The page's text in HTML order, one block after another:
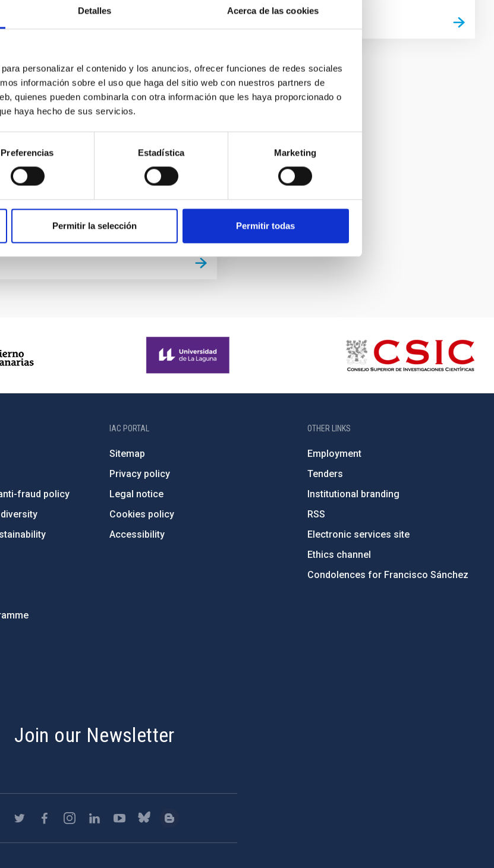
Detalles Acerca de las cookies
personalizar el contenido y los anuncios, ofrecer funciones de redes sociales
información sobre el uso que haga del sitio web con nuestros partners de
quienes pueden combinarla con otra información que les haya proporcionado o
haya hecho de sus servicios.
Preferencias Estadística Marketing
Permitir la selección Permitir todas
Warped Side of our Universe:
the Big Bang to Black Holes
consisting of objects and phenomena that are
made solely or largely from warped spacetime.
fraud policy
IAC PORTAL
Sitemap
Privacy policy
Legal notice
Cookies policy
Accessibility
OTHER LINKS
Employment
Tenders
Institutional branding
RSS
Electronic services site
Ethics channel
Condolences for Francisco Sánchez
Join our Newsletter